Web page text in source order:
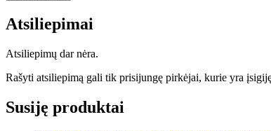
Atsiliepimai
Atsiliepimų dar nėra.
Rašyti atsiliepimą gali tik prisijungę pirkėjai, kurie yra
Susiję produktai